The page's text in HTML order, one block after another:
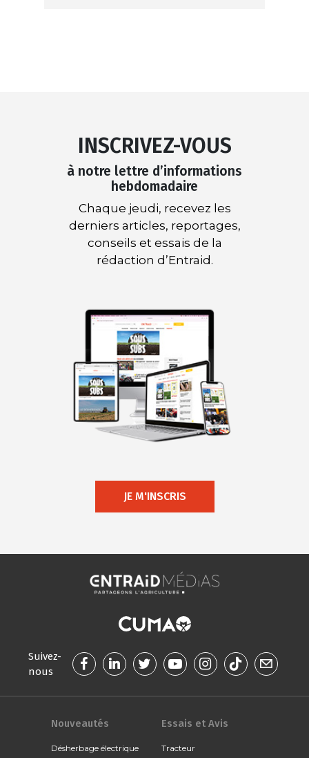
INSCRIVEZ-VOUS
à notre lettre d’informations
hebdomadaire
Chaque jeudi, recevez les
derniers articles, reportages,
conseils et essais de la
rédaction d’Entraid.
JE M'INSCRIS
Suivez-
nous
Nouveautés
Désherbage électrique
Essais et Avis
Tracteur